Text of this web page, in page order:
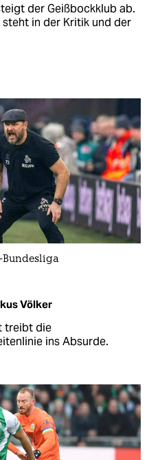
der Geißbockklub ab.
in der Kritik und der
Völker
treibt die
ins Absurde.